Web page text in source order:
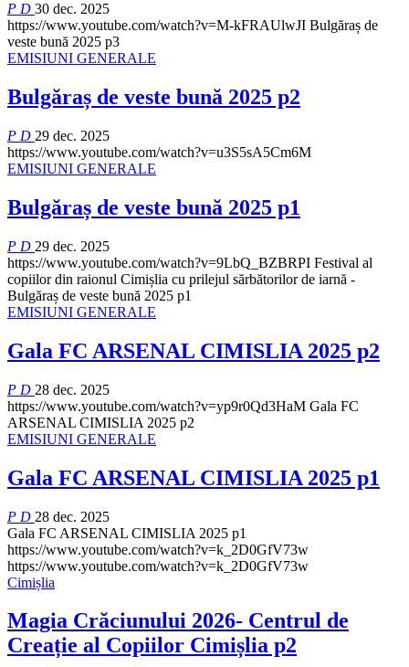
P D 30 dec. 2025
https://www.youtube.com/watch?v=M-kFRAUlwJI Bulgăraș de
veste bună 2025 p3
EMISIUNI GENERALE
Bulgăraș de veste bună 2025 p2
P D 29 dec. 2025
https://www.youtube.com/watch?v=u3S5sA5Cm6M
EMISIUNI GENERALE
Bulgăraș de veste bună 2025 p1
P D 29 dec. 2025
https://www.youtube.com/watch?v=9LbQ_BZBRPI Festival al
copiilor din raionul Cimișlia cu prilejul sărbătorilor de iarnă -
Bulgăraș de veste bună 2025 p1
EMISIUNI GENERALE
Gala FC ARSENAL CIMISLIA 2025 p2
P D 28 dec. 2025
https://www.youtube.com/watch?v=yp9r0Qd3HaM Gala FC
ARSENAL CIMISLIA 2025 p2
EMISIUNI GENERALE
Gala FC ARSENAL CIMISLIA 2025 p1
P D 28 dec. 2025
Gala FC ARSENAL CIMISLIA 2025 p1
https://www.youtube.com/watch?v=k_2D0GfV73w
https://www.youtube.com/watch?v=k_2D0GfV73w
Cimișlia
Magia Crăciunului 2026- Centrul de
Creație al Copiilor Cimișlia p2